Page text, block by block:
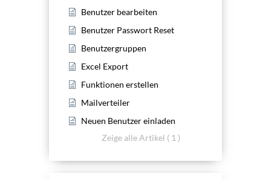
Benutzer bearbeiten
Benutzer Passwort Reset
Benutzergruppen
Excel Export
Funktionen erstellen
Mailverteiler
Neuen Benutzer einladen
Zeige alle Artikel ( 1 )